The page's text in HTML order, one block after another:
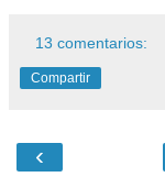
13 comentarios:
Compartir
‹